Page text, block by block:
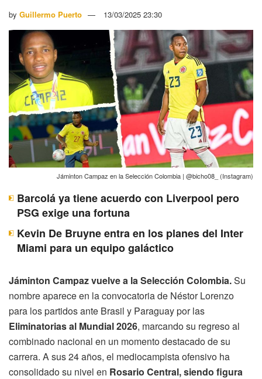
by Guillermo Puerto 13/03/2025 23:30
Jáminton Campaz en la Selección Colombia | @bicho08_ (Instagram)
Barcolá ya tiene acuerdo con Liverpool pero
PSG exige una fortuna
Kevin De Bruyne entra en los planes del Inter
Miami para un equipo galáctico
Jáminton Campaz vuelve a la Selección Colombia.Su
nombre aparece en la convocatoria de Néstor Lorenzo
para los partidos ante Brasil y Paraguay por las
Eliminatorias al Mundial 2026, marcando su regreso al
combinado nacional en un momento destacado de su
carrera. A sus 24 años, el mediocampista ofensivo ha
consolidado su nivel en Rosario Central, siendo figura